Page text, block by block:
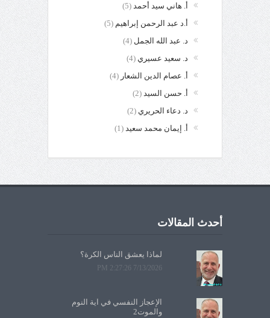
أ. هاني سيد أحمد (5)
أ.د عبد الرحمن إبراهيم (5)
د. عبد الله الجمل (4)
د. سعيد عسيري (4)
أ. عصام الدين الشعار (4)
أ. حسن السيد (2)
د. دعاء الحريري (2)
أ. إيمان محمد سعيد (1)
أحدث المقالات
لماذا يعشق الناس الكرة؟
7/13/2026 2:27:26 PM
الإعجاز النفسي في آية النوم
والموت2